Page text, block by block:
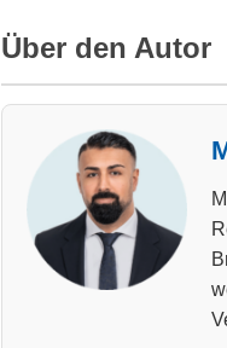
Über den Autor